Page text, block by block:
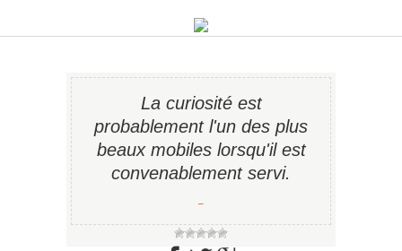
La curiosité est
probablement l'un des plus
beaux mobiles lorsqu'il est
convenablement servi.
−